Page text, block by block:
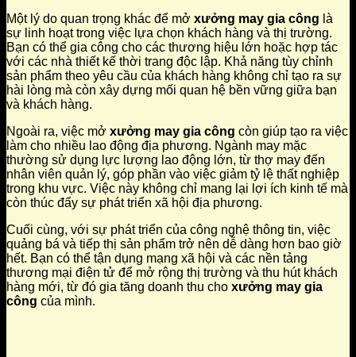
Một lý do quan trọng khác để mở xưởng may gia công là
sự linh hoạt trong việc lựa chọn khách hàng và thị trường.
Bạn có thể gia công cho các thương hiệu lớn hoặc hợp tác
với các nhà thiết kế thời trang độc lập. Khả năng tùy chỉnh
sản phẩm theo yêu cầu của khách hàng không chỉ tạo ra sự
hài lòng mà còn xây dựng mối quan hệ bền vững giữa bạn
và khách hàng.
Ngoài ra, việc mở xưởng may gia công còn giúp tạo ra việc
làm cho nhiều lao động địa phương. Ngành may mặc
thường sử dụng lực lượng lao động lớn, từ thợ may đến
nhân viên quản lý, góp phần vào việc giảm tỷ lệ thất nghiệp
trong khu vực. Việc này không chỉ mang lại lợi ích kinh tế mà
còn thúc đẩy sự phát triển xã hội địa phương.
Cuối cùng, với sự phát triển của công nghệ thông tin, việc
quảng bá và tiếp thị sản phẩm trở nên dễ dàng hơn bao giờ
hết. Bạn có thể tận dụng mạng xã hội và các nền tảng
thương mại điện tử để mở rộng thị trường và thu hút khách
hàng mới, từ đó gia tăng doanh thu cho xưởng may gia
công của mình.